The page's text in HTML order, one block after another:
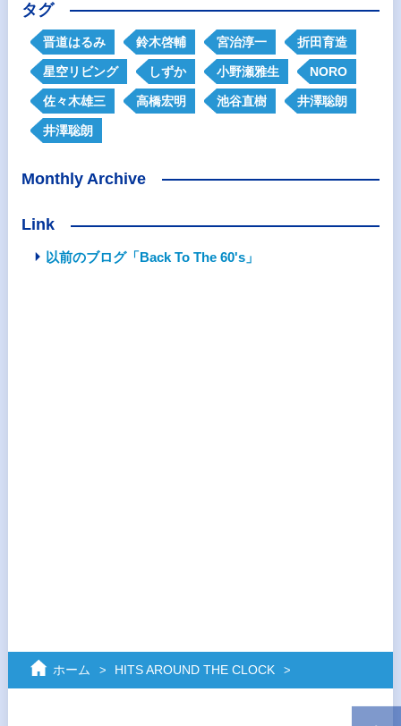
タグ
晋道はるみ 鈴木啓輔 宮治淳一 折田育造
星空リビング しずか 小野瀬雅生 NORO
佐々木雄三 高橋宏明 池谷直樹 井澤聡朗
井澤聡朗
Monthly Archive
Link
以前のブログ「Back To The 60's」
ホーム HITS AROUND THE CLOCK